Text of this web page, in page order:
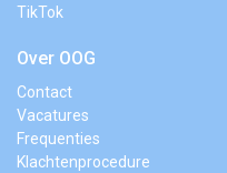
TikTok
Over OOG
Contact
Vacatures
Frequenties
Klachtenprocedure